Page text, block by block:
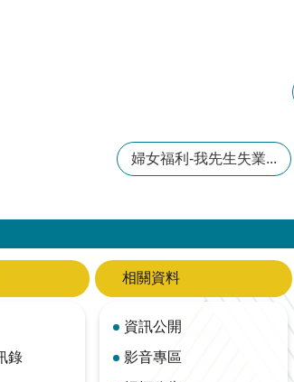
婦女福利-我先生失業...
錄
相關資料
資訊公開
影音專區